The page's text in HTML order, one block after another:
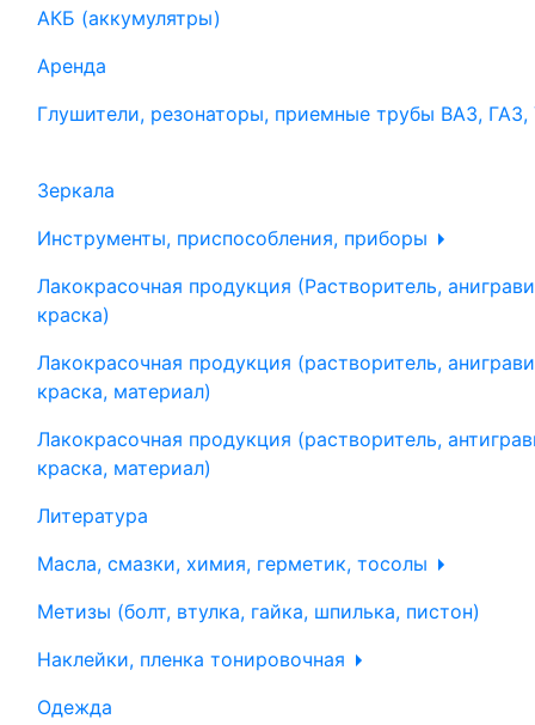
АКБ (аккумулятры)
Аренда
Глушители, резонаторы, приемные трубы ВАЗ, ГАЗ,
Зеркала
Инструменты, приспособления, приборы
Лакокрасочная продукция (Растворитель,
краска)
Лакокрасочная продукция (растворитель,
краска, материал)
Лакокрасочная продукция (растворитель,
краска, материал)
Литература
Масла, смазки, химия, герметик, тосолы
Метизы (болт, втулка, гайка, шпилька, пистон)
Наклейки, пленка тонировочная
Одежда